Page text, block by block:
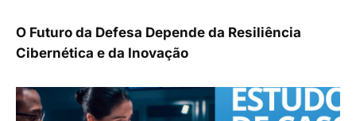
O Futuro da Defesa Depende da Resiliência
Cibernética e da Inovação